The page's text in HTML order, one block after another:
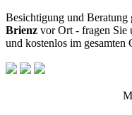
Besichtigung und Beratung
Brienz vor Ort - fragen Sie
und kostenlos im gesamten